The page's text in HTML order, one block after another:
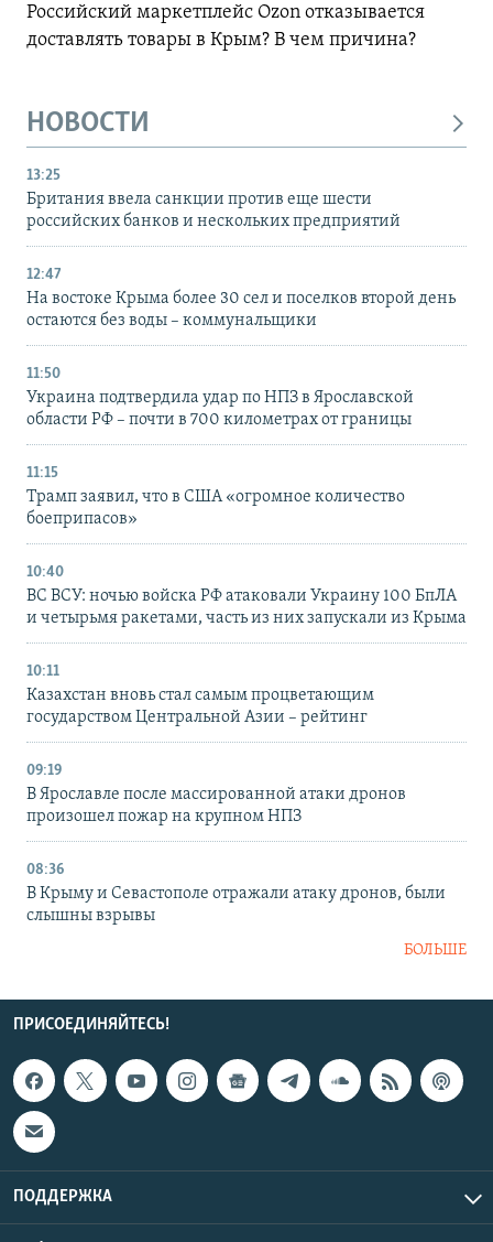
Российский маркетплейс Ozon отказывается
доставлять товары в Крым? В чем причина?
НОВОСТИ
13:25
Британия ввела санкции против еще шести
российских банков и нескольких предприятий
12:47
На востоке Крыма более 30 сел и поселков второй день
остаются без воды – коммунальщики
11:50
Украина подтвердила удар по НПЗ в Ярославской
области РФ – почти в 700 километрах от границы
11:15
Трамп заявил, что в США «огромное количество
боеприпасов»
10:40
ВС ВСУ: ночью войска РФ атаковали Украину 100 БпЛА
и четырьмя ракетами, часть из них запускали из Крыма
10:11
Казахстан вновь стал самым процветающим
государством Центральной Азии – рейтинг
09:19
В Ярославле после массированной атаки дронов
произошел пожар на крупном НПЗ
08:36
В Крыму и Севастополе отражали атаку дронов, были
слышны взрывы
БОЛЬШЕ
ПРИСОЕДИНЯЙТЕСЬ!
ПОДДЕРЖКА